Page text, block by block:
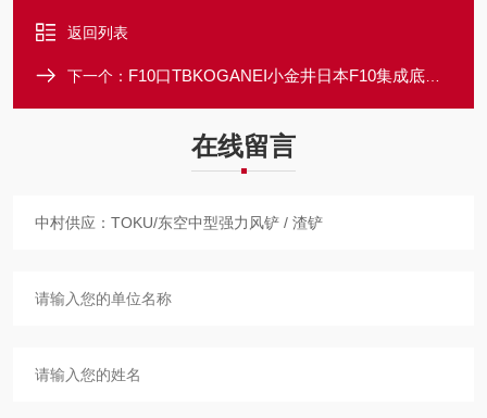
返回列表
下一个： F10口TBKOGANEI小金井日本F10集成底座管道歧管
在线留言